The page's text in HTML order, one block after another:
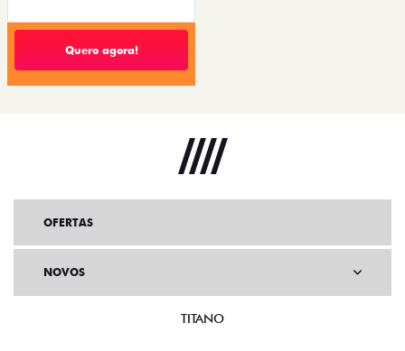
Quero agora!
OFERTAS
NOVOS
TITANO